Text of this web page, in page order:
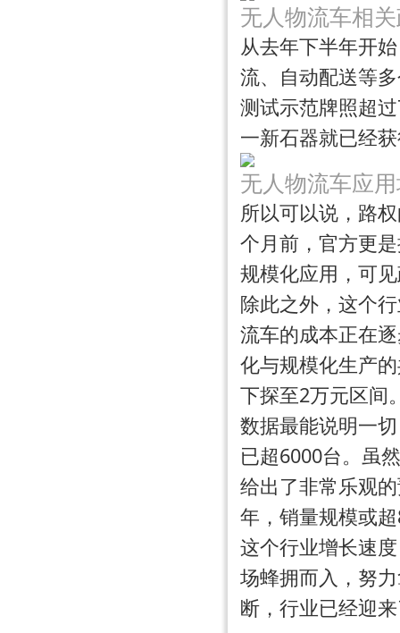
无人物流车相
从去年下半年开
流、自动配送等
测试示范牌照超过
一新石器就已经
无人物流车应
所以可以说，路
个月前，官方更
规模化应用，可
除此之外，这个
流车的成本正在
化与规模化生产
下探至2万元区间
数据最能说明一
已超6000台。虽
给出了非常乐观
年，销量规模或超
这个行业增长速
场蜂拥而入，努
断，行业已经迎